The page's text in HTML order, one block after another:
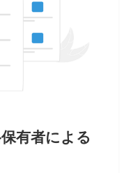
有者による